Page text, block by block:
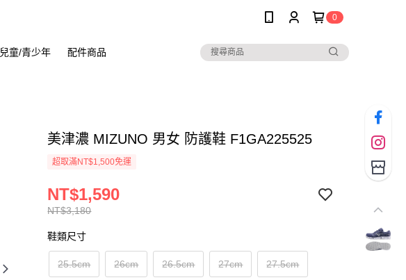
0
兒童/青少年 配件商品
美津濃 MIZUNO 男女 防護鞋 F1GA225525
超取滿NT$1,500免運
NT$3,180
NT$1,590
鞋類尺寸
25.5cm 26cm 26.5cm 27cm 27.5cm